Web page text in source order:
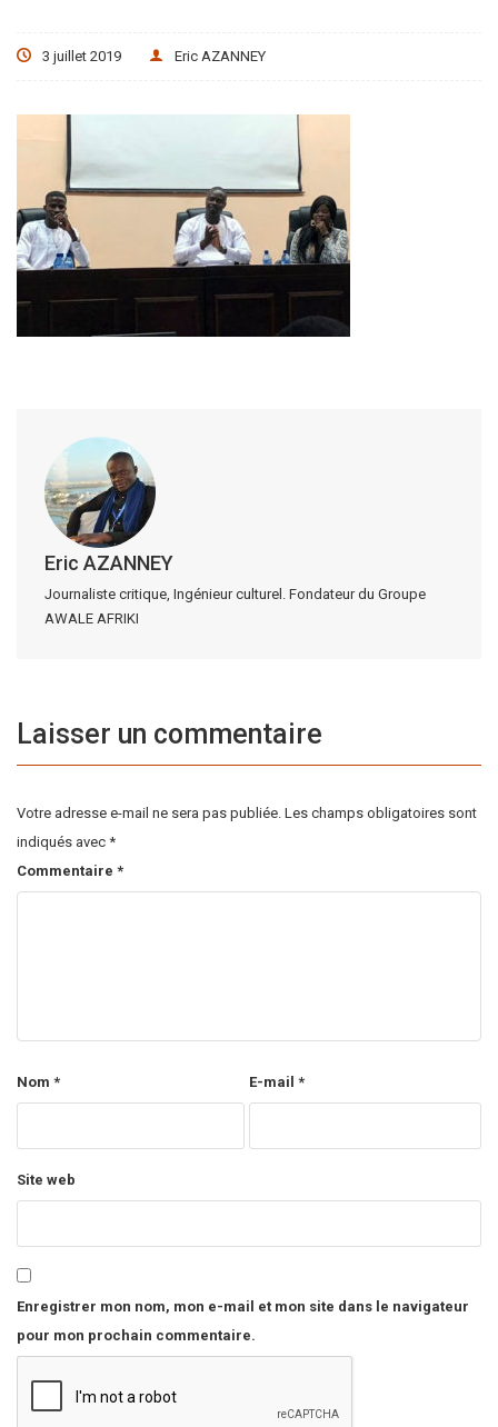
3 juillet 2019 Eric AZANNEY
Eric AZANNEY
Journaliste critique, Ingénieur culturel. Fondateur du Groupe
AWALE AFRIKI
Laisser un commentaire
Votre adresse e-mail ne sera pas publiée. Les champs obligatoires sont
indiqués avec *
Commentaire *
Nom * E-mail *
Site web
Enregistrer mon nom, mon e-mail et mon site dans le navigateur
pour mon prochain commentaire.